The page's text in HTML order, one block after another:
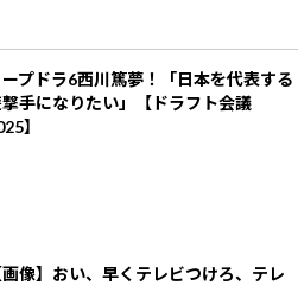
ープドラ6西川篤夢！「日本を代表する
手になりたい」【ドラフト会議
】
画像】おい、早くテレビつけろ、テレ